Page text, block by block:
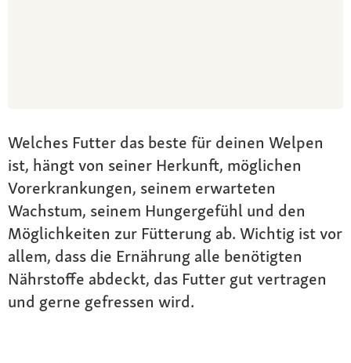
Welches Futter das beste für deinen Welpen
ist, hängt von seiner Herkunft, möglichen
Vorerkrankungen, seinem erwarteten
Wachstum, seinem Hungergefühl und den
Möglichkeiten zur Fütterung ab. Wichtig ist vor
allem, dass die Ernährung alle benötigten
Nährstoffe abdeckt, das Futter gut vertragen
und gerne gefressen wird.